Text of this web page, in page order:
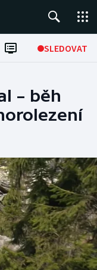
SLEDOVAT
– běh